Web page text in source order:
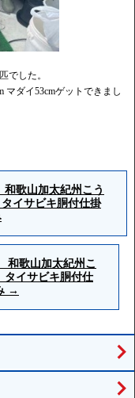
でした。
マダイ53cmゲットできまし
歌山加太紀州こう
イサビキ胴付仕掛
和歌山加太紀州こ
イサビキ胴付仕
→